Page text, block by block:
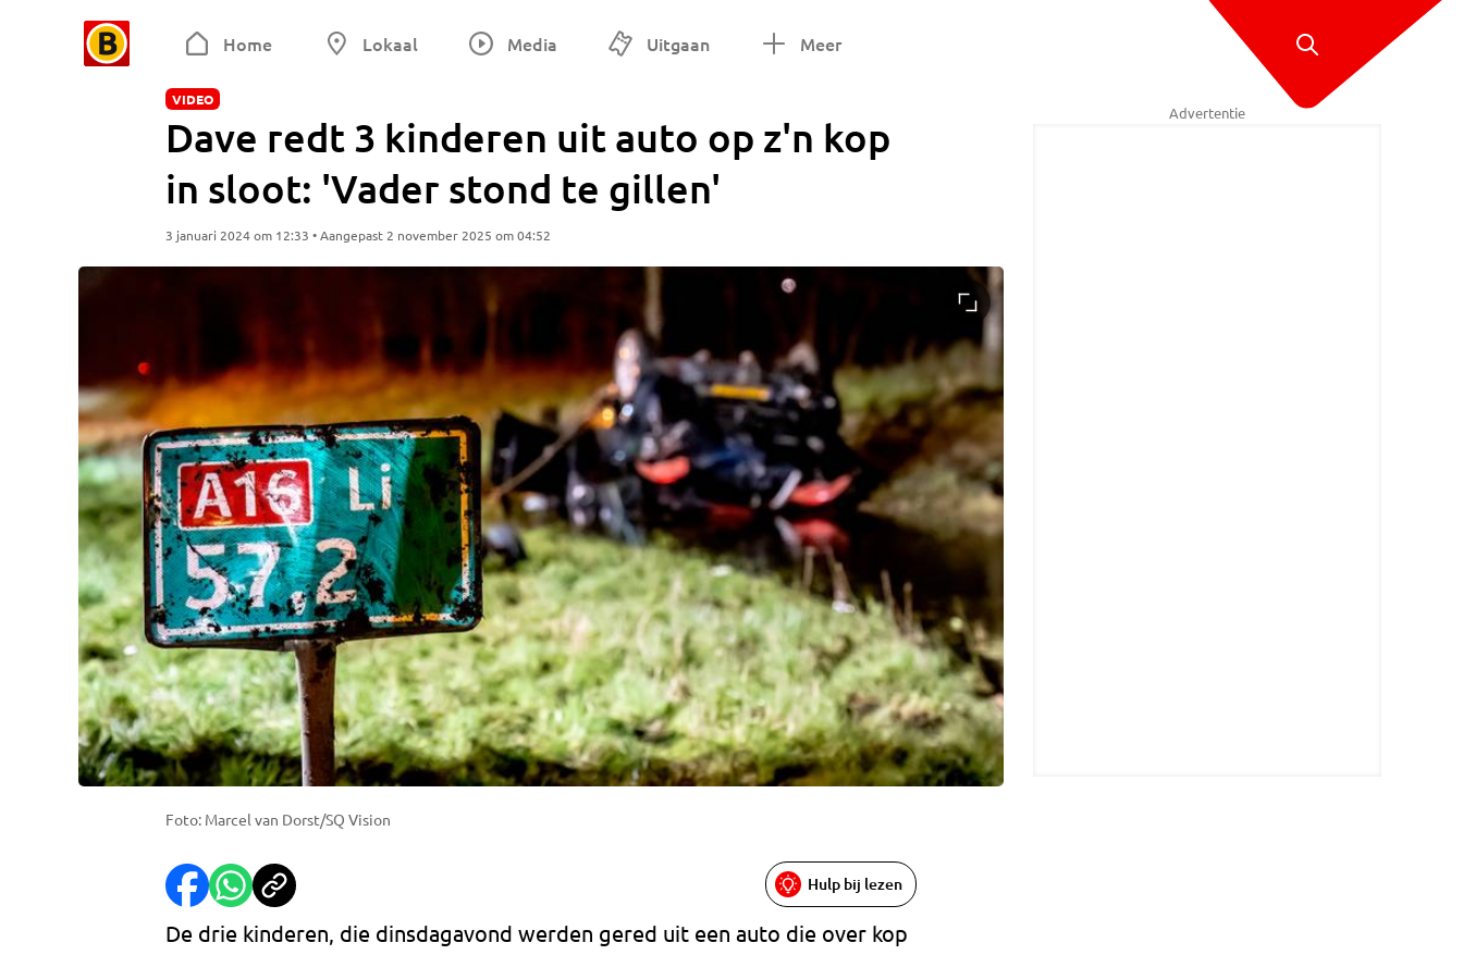
Home Lokaal Media Uitgaan Meer
VIDEO
Dave redt 3 kinderen uit auto op z'n kop
in sloot: 'Vader stond te gillen'
3 januari 2024 om 12:33 • Aangepast 2 november 2025 om 04:52
Foto: Marcel van Dorst/SQ Vision
Hulp bij lezen
De drie kinderen, die dinsdagavond werden gered uit een auto die over kop
Advertentie